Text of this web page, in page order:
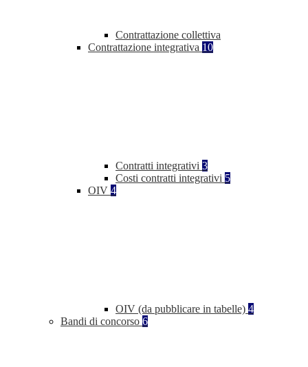
Contrattazione collettiva
Contrattazione integrativa 10
Contratti integrativi 3
Costi contratti integrativi 5
OIV 4
OIV (da pubblicare in tabelle) 4
Bandi di concorso 6